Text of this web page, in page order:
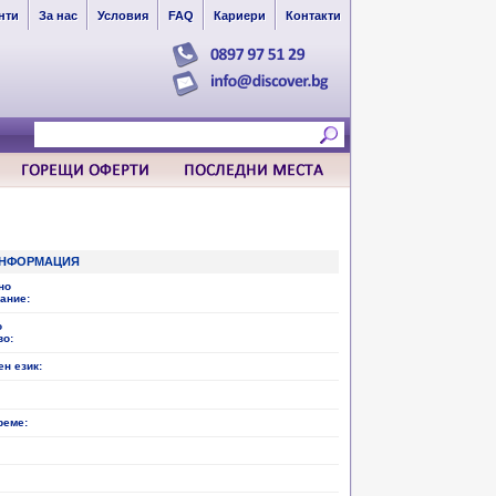
За нас Условия FAQ Кариери Контакти
език: